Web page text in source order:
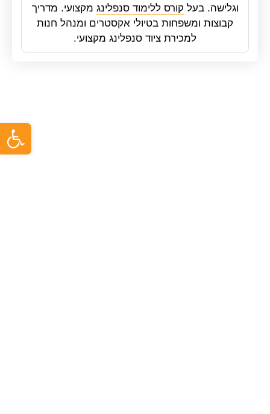
וגלישה. בעל קורס ללימוד סנפלינג מקצועי. מדריך
קבוצות ומשפחות בטיולי אקסטרים ומנהל חנות
למכירת ציוד סנפלינג מקצועי.
פתח